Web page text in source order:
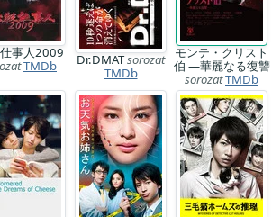
事人2009
TMDb Dr.DMATsorozat
TMDb
モンテ・クリスト
伯 ―華麗なる復讐
sorozatTMDb